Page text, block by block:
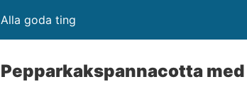
Alla goda ting
Pepparkakspannacotta